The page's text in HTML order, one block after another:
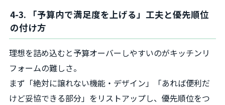
4-3. 「予算内で満足度を上げる」工夫と優先順位
の付け方
理想を詰め込むと予算オーバーしやすいのがキッチンリ
フォームの難しさ。
まず「絶対に譲れない機能・デザイン」「あれば便利だ
けど妥協できる部分」をリストアップし、優先順位をつ